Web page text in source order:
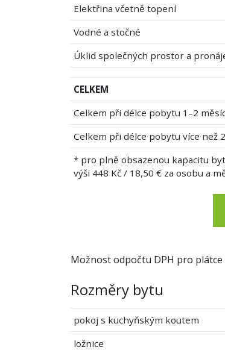
Elektřina včetně topení
Vodné a stočné
Úklid společných prostor a
CELKEM
Celkem při délce pobytu 1–2
Celkem při délce pobytu více než
* pro plně obsazenou kapacitu
výši 448 Kč / 18,50 € za osobu a
Možnost odpočtu DPH pro plátce
Rozměry bytu
pokoj s kuchyňským koutem
ložnice